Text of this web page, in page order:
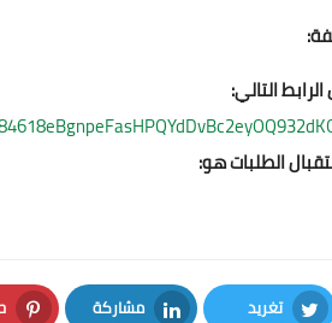
التالي:
الطلبات هو:
تغريد مشاركة